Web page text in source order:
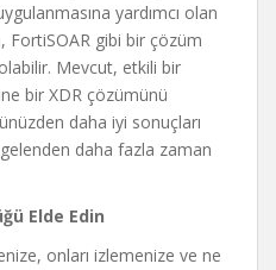
yardımcı olan
FortiSOAR gibi bir çözüm
Mevcut, etkili bir
bir XDR çözümünü
daha iyi sonuçları
daha fazla zaman
Elde Edin
onları izlemenize ve ne